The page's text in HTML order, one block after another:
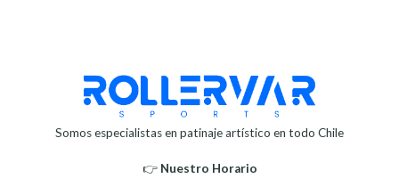
Somos especialistas en patinaje artístico en todo Chile
👉 Nuestro Horario⁣⁣